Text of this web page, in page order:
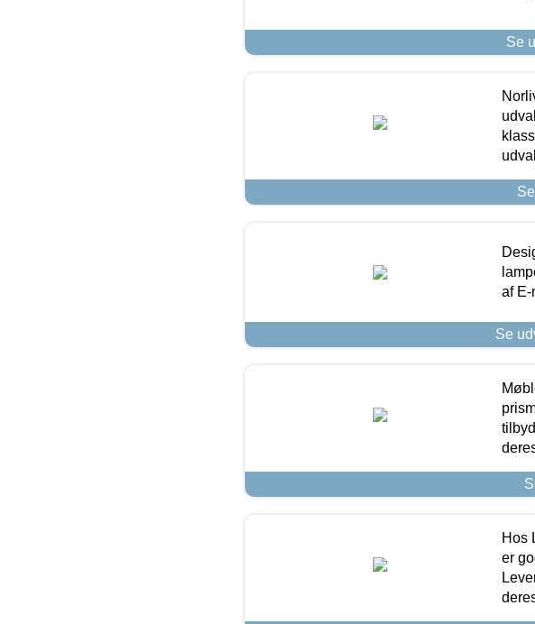
Se
af E-
Se
Hos
er